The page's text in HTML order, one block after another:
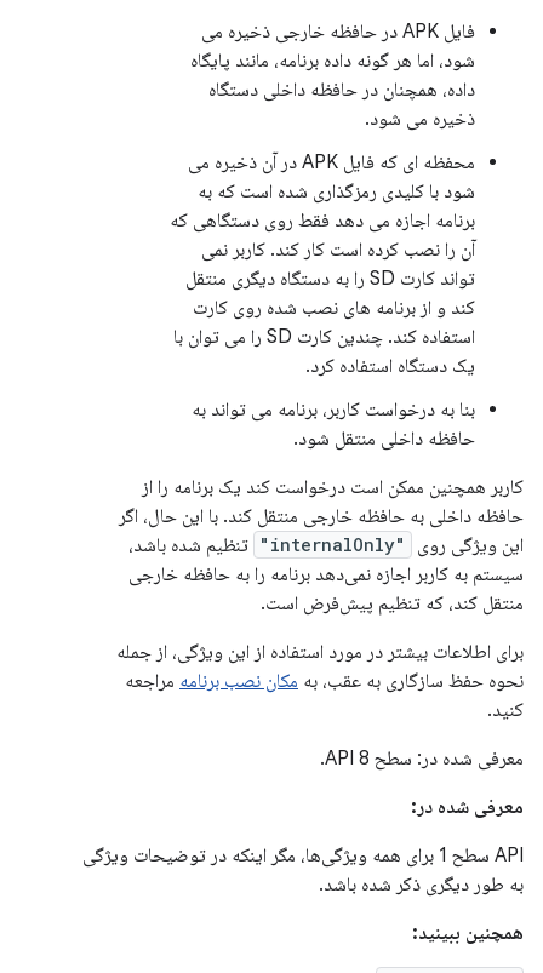
فایل APK در حافظه خارجی ذخیره می
شود، اما هر گونه داده برنامه، مانند پایگاه
داده، همچنان در حافظه داخلی دستگاه
ذخیره می شود.
محفظه ای که فایل APK در آن ذخیره می
شود با کلیدی رمزگذاری شده است که به
برنامه اجازه می دهد فقط روی دستگاهی که
آن را نصب کرده است کار کند. کاربر نمی
تواند کارت SD را به دستگاه دیگری منتقل
کند و از برنامه های نصب شده روی کارت
استفاده کند. چندین کارت SD را می توان با
یک دستگاه استفاده کرد.
بنا به درخواست کاربر، برنامه می تواند به
حافظه داخلی منتقل شود.
کاربر همچنین ممکن است درخواست کند یک برنامه را از
حافظه داخلی به حافظه خارجی منتقل کند. با این حال، اگر
این ویژگی روی
"internalOnly"
تنظیم شده باشد،
سیستم به کاربر اجازه نمی‌دهد برنامه را به حافظه خارجی
منتقل کند، که تنظیم پیش‌فرض است.
برای اطلاعات بیشتر در مورد استفاده از این ویژگی، از جمله
نحوه حفظ سازگاری به عقب، به مکان نصب برنامه مراجعه
کنید.
معرفی شده در: سطح API 8.
معرفی شده در:
API سطح 1 برای همه ویژگی‌ها، مگر اینکه در توضیحات ویژگی
به طور دیگری ذکر شده باشد.
همچنین ببینید: